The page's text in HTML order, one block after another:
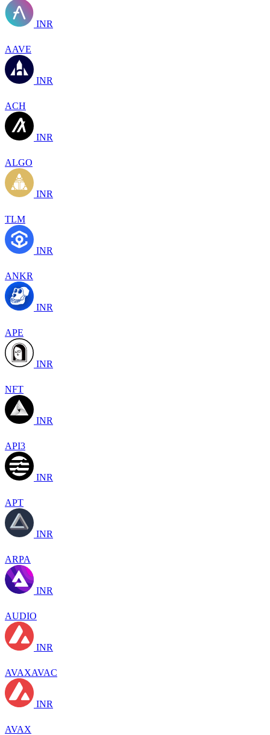
INR
AAVE
INR
ACH
INR
ALGO
INR
TLM
INR
ANKR
INR
APE
INR
NFT
INR
API3
INR
APT
INR
ARPA
INR
AUDIO
INR
AVAXAVAC
INR
AVAX